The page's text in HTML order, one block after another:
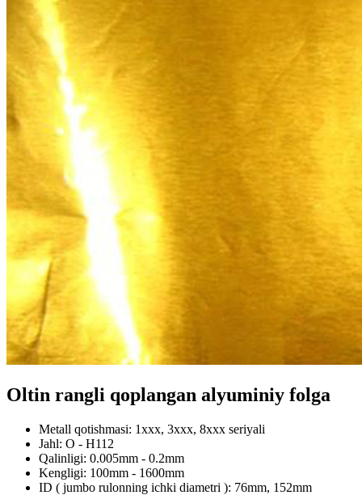
Oltin rangli qoplangan alyuminiy folga
Metall qotishmasi: 1xxx, 3xxx, 8xxx seriyali
Jahl: O - H112
Qalinligi: 0.005mm - 0.2mm
Kengligi: 100mm - 1600mm
ID ( jumbo rulonning ichki diametri ): 76mm, 152mm